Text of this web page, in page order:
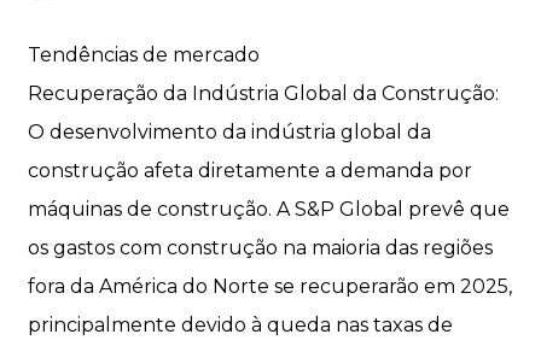
Tendências de mercado
Recuperação da Indústria Global da Construção:
O desenvolvimento da indústria global da
construção afeta diretamente a demanda por
máquinas de construção. A S&P Global prevê que
os gastos com construção na maioria das regiões
fora da América do Norte se recuperarão em 2025,
principalmente devido à queda nas taxas de